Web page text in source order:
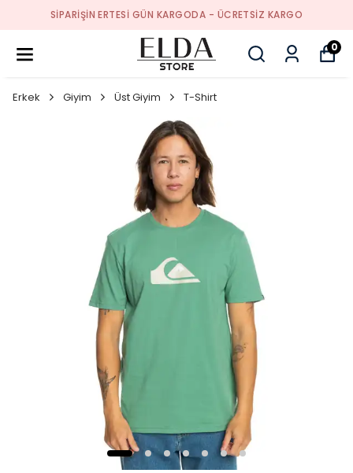
SIPARIŞIN ERTESI GÜN KARGODA - ÜCRETSIZ KARGO
0
Erkek Giyim Üst Giyim T-Shirt